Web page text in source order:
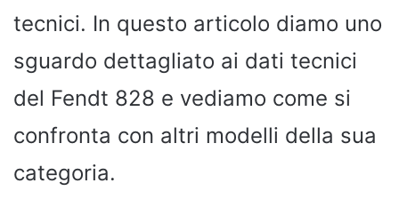
tecnici. In questo articolo diamo uno
sguardo dettagliato ai dati tecnici
del Fendt 828 e vediamo come si
confronta con altri modelli della sua
categoria.